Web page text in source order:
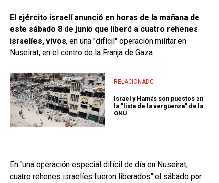
El ejército israelí anunció en horas de la mañana de
este sábado 8 de junio que liberó a cuatro rehenes
israelíes, vivos, en una "difícil" operación militar en
Nuseirat, en el centro de la Franja de Gaza.
RELACIONADO
Israel y Hamás son puestos en
la "lista de la vergüenza" de la
ONU
En "una operación especial difícil de día en Nuseirat,
cuatro rehenes israelíes fueron liberados" el sábado por